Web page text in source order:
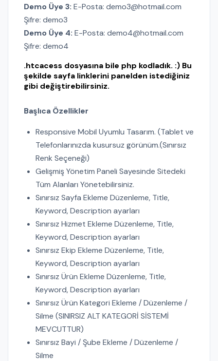
Demo Üye 3: E-Posta: demo3@hotmail.com
Şifre: demo3
Demo Üye 4: E-Posta: demo4@hotmail.com
Şifre: demo4
.htcacess dosyasına bile php kodladık. :) Bu
şekilde sayfa linklerini panelden istediğiniz
gibi değiştirebilirsiniz.
Başlıca Özellikler
Responsive Mobil Uyumlu Tasarım. (Tablet ve
Telefonlarınızda kusursuz görünüm.(Sınırsız
Renk Seçeneği)
Gelişmiş Yönetim Paneli Sayesinde Sitedeki
Tüm Alanları Yönetebilirsiniz.
Sınırsız Sayfa Ekleme Düzenleme, Title,
Keyword, Description ayarları
Sınırsız Hizmet Ekleme Düzenleme, Title,
Keyword, Description ayarları
Sınırsız Ekip Ekleme Düzenleme, Title,
Keyword, Description ayarları
Sınırsız Ürün Ekleme Düzenleme, Title,
Keyword, Description ayarları
Sınırsız Ürün Kategori Ekleme / Düzenleme /
Silme (SINIRSIZ ALT KATEGORİ SİSTEMİ
MEVCUTTUR)
Sınırsız Bayi / Şube Ekleme / Düzenleme /
Silme